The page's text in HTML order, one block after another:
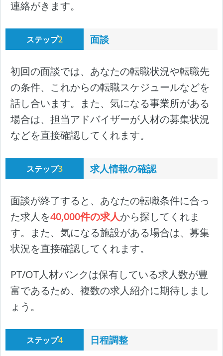
連絡がきます。
ステップ2 面談
初回の面談では、あなたの転職状況や転職先
の条件、これからの転職スケジュールなどを
話し合います。また、気になる事業所がある
場合は、担当アドバイザーが人材の募集状況
などを直接確認してくれます。
ステップ3 求人情報の確認
面談が終了すると、あなたの転職条件に合っ
た求人を40,000件の求人から探してくれま
す。また、気になる施設がある場合は、募集
状況を直接確認してくれます。
PT/OT人材バンクは保有している求人数が豊
富であるため、複数の求人紹介に期待しまし
ょう。
ステップ4 日程調整